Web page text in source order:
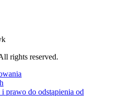
rights reserved.
prawo do odstąpienia od